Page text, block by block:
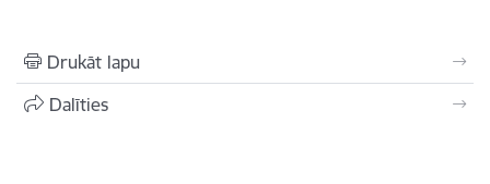
Drukāt lapu
Dalīties